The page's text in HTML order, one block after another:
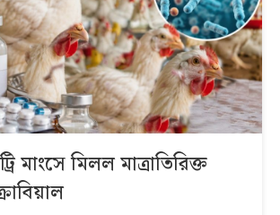
মাংসে মিলল মাত্রাতিরিক্ত